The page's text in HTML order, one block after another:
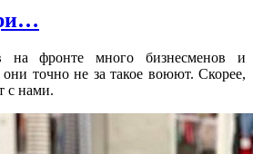
на фронте много бизнесменов и
точно не за такое воюют. Скорее,
с нами.